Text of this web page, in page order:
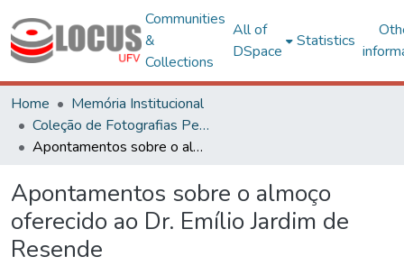
Communities
&
Collections
All of
DSpace
Statistics
Home
Memória Institucional
Coleção de Fotografias Peter Henry Rolfs
Apontamentos sobre o almoço oferecido ao Dr. Emílio Jardim de Resende
Apontamentos sobre o almoço
oferecido ao Dr. Emílio Jardim de
Resende